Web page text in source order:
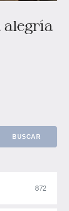
alegría
BUSCAR
872